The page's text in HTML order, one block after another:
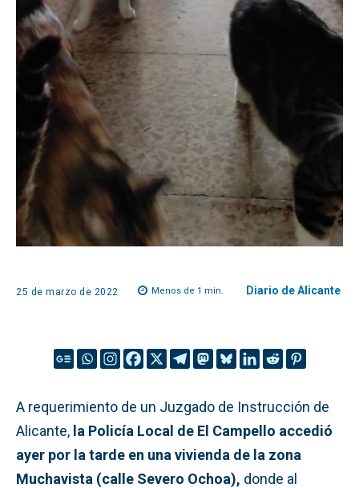
25 de marzo de 2022 Menos de 1 min. Diario de Alicante
A requerimiento de un Juzgado de Instrucción de
Alicante, la Policía Local de El Campello accedió
ayer por la tarde en una vivienda de la zona
Muchavista (calle Severo Ochoa), donde al